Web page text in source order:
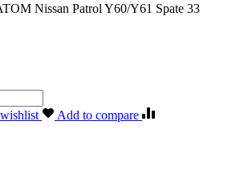
Nissan Patrol Y60/Y61 Spate 33
Add to compare